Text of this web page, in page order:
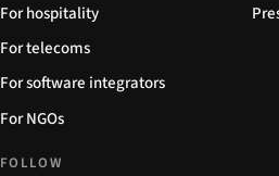
For hospitality
For telecoms
For software integrators
For NGOs
FOLLOW